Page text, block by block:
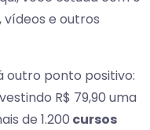
vídeos e outros
outro ponto positivo:
R$ 79,90 uma
de 1.200 cursos